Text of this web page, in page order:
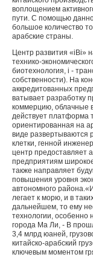
воплощением
пути. С помощью
большое количество
арабские страны.
Центр развития «iBi»
технико-
биотехнология, i -
собственности). На
аккредитованных
ватывает разработку
коммерцию, облачные
действует платформа
ориентированная на
виде развертывают­ся
клетки, генной
центр предоставля­ет
предприятиям
также направляет
повышения уров­ня
автономного
легает к морю, и в
дальнейшем, то ему
технологии,
города Ма Ли, - В
3,4 млрд юаней,
китайско-арабский
ключевым моментом